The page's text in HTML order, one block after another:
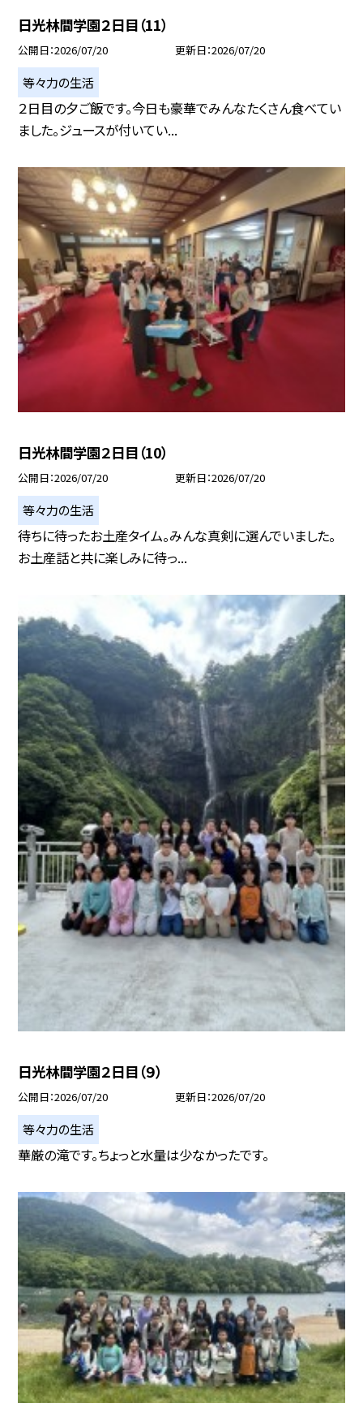
日光林間学園２日目（11）
公開日 2026/07/20 更新日 2026/07/20
等々力の生活
２日目の夕ご飯です。今日も豪華でみんなたくさん食べてい
ました。ジュースが付いてい...
日光林間学園２日目（10）
公開日 2026/07/20 更新日 2026/07/20
等々力の生活
待ちに待ったお土産タイム。みんな真剣に選んでいました。
お土産話と共に楽しみに待っ...
日光林間学園２日目（９）
公開日 2026/07/20 更新日 2026/07/20
等々力の生活
華厳の滝です。ちょっと水量は少なかったです。